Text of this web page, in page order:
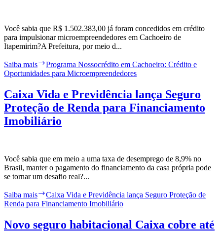
Você sabia que R$ 1.502.383,00 já foram concedidos em crédito
para impulsionar microempreendedores em Cachoeiro de
Itapemirim?A Prefeitura, por meio d...
Saiba mais
Programa Nossocrédito em Cachoeiro: Crédito e
Oportunidades para Microempreendedores
Caixa Vida e Previdência lança Seguro
Proteção de Renda para Financiamento
Imobiliário
Você sabia que em meio a uma taxa de desemprego de 8,9% no
Brasil, manter o pagamento do financiamento da casa própria pode
se tornar um desafio real?...
Saiba mais
Caixa Vida e Previdência lança Seguro Proteção de
Renda para Financiamento Imobiliário
Novo seguro habitacional Caixa cobre até